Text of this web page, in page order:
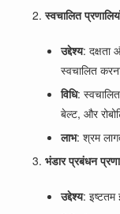
स्वचालित
उद्देश्य: दक्षता
स्वचालित
विधि:
बेल्ट, और
लाभ: श्रम
भंडार प्रबंधन
उद्देश्य: इष्टतम